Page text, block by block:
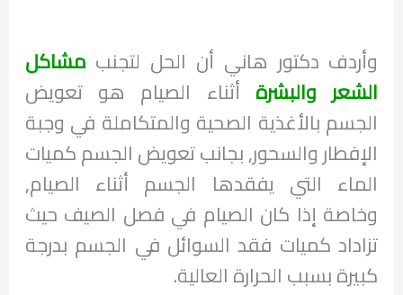
وأردف دكتور هاني أن الحل لتجنب مشاكل
الشعر والبشرة أثناء الصيام هو تعويض
الجسم بالأغذية الصحية والمتكاملة في وجبة
الإفطار والسحور, بجانب تعويض الجسم كميات
الماء التي يفقدها الجسم أثناء الصيام,
وخاصة إذا كان الصيام في فصل الصيف حيث
تزاداد كميات فقد السوائل في الجسم بدرجة
كبيرة بسبب الحرارة العالية.